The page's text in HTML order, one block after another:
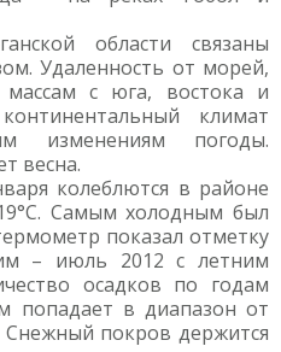
области связаны
Удаленность от морей,
с юга, востока и
климат
изменениям погоды.
весна.
колеблются в районе
Самым холодным был
показал отметку
– июль 2012 с летним
осадков по годам
попадает в диапазон от
покров держится